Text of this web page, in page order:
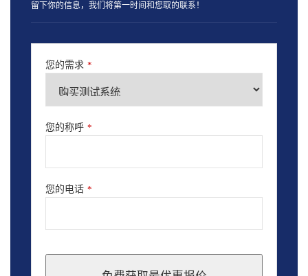
留下你的信息，我们将第一时间和您取的联系！
您的需求 *
您的称呼 *
您的电话 *